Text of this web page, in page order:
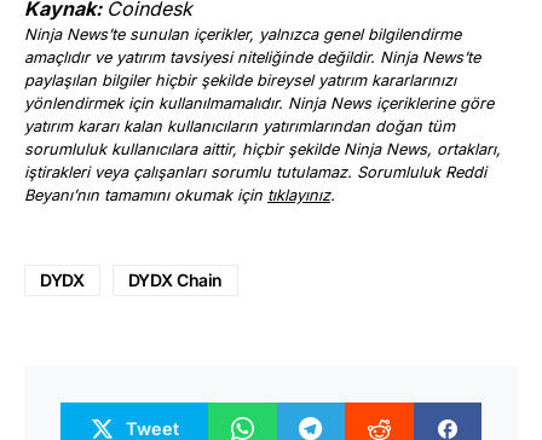
Kaynak: Coindesk
Ninja News’te sunulan içerikler, yalnızca genel bilgilendirme
amaçlıdır ve yatırım tavsiyesi niteliğinde değildir. Ninja News’te
paylaşılan bilgiler hiçbir şekilde bireysel yatırım kararlarınızı
yönlendirmek için kullanılmamalıdır. Ninja News içeriklerine göre
yatırım kararı kalan kullanıcıların yatırımlarından doğan tüm
sorumluluk kullanıcılara aittir, hiçbir şekilde Ninja News, ortakları,
iştirakleri veya çalışanları sorumlu tutulamaz. Sorumluluk Reddi
Beyanı’nın tamamını okumak için tıklayınız.
DYDX DYDX Chain
Tweet